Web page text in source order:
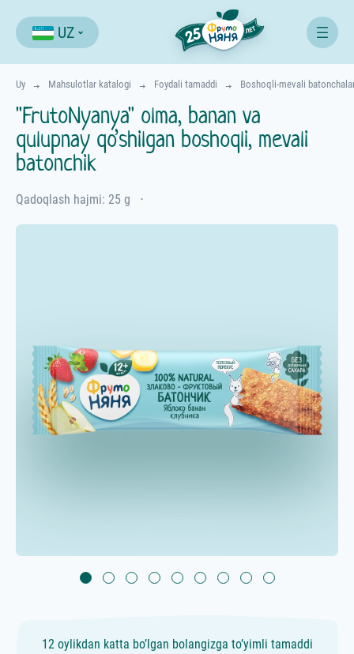
UZ
Uy Mahsulotlar katalogi Foydali tamaddi Boshoqli-mevali
"FrutoNyanya" olma, banan va
qulupnay qo’shilgan boshoqli, mevali
batonchik
Qadoqlash hajmi: 25 g ⋅
12 oylikdan katta bo’lgan bolangizga to’yimli tamaddi